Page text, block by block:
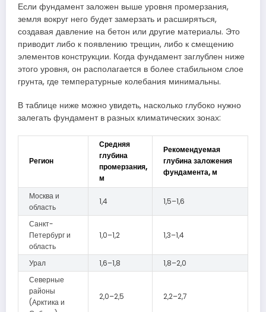
Если фундамент заложен выше уровня промерзания,
земля вокруг него будет замерзать и расширяться,
создавая давление на бетон или другие материалы. Это
приводит либо к появлению трещин, либо к смещению
элементов конструкции. Когда фундамент заглублен ниже
этого уровня, он располагается в более стабильном слое
грунта, где температурные колебания минимальны.
В таблице ниже можно увидеть, насколько глубоко нужно
залегать фундамент в разных климатических зонах:
Регион
Средняя
глубина
промерзания,
м
Рекомендуемая
глубина заложения
фундамента, м
Москва и
область
1,4 1,5–1,6
Санкт-
Петербург и
область
1,0–1,2 1,3–1,4
Урал 1,6–1,8
1,8–2,0
Северные
районы
(Арктика и
2,0–2,5 2,2–2,7